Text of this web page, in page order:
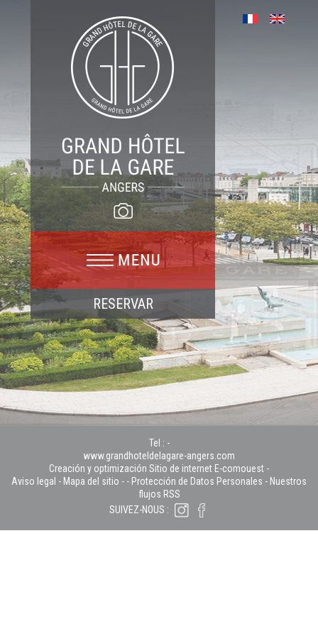
RESERVAR
Tel : -
www.grandhoteldelagare-angers.com
Creación y optimización Sitio de internet E-comouest -
Aviso legal - Mapa del sitio - - Protección de Datos Personales - Nuestros
flujos RSS
SUIVEZ-NOUS :